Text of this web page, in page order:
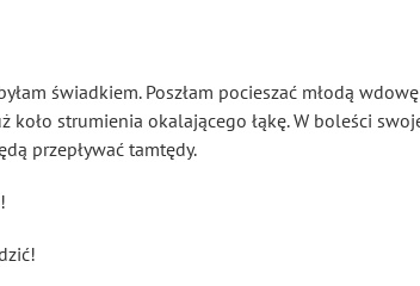
świadkiem. Poszłam pocieszać młodą wdowę
strumienia okalającego łąkę. W boleści
przepływać tamtędy.